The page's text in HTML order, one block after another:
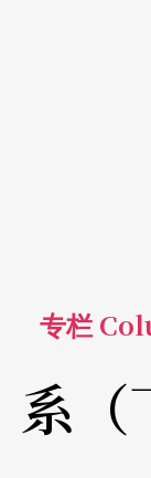
专栏
系（